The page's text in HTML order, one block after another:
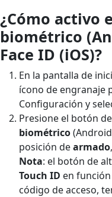
¿Cómo activo
biométrico
Face ID (iOS)?
En la pantalla de
ícono de engranaje
Configuración y
Presione el botón
biométrico
posición dearmado
Nota: el botón de
Touch ID en
código de acceso,